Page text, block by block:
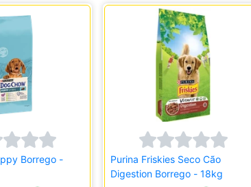
Borrego -
Purina Friskies Seco Cão
Digestion Borrego - 18kg